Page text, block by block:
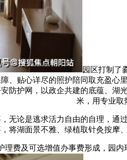
园区打制了
、贴心详尽的照护陪同取充盈
防护网，以政企共建的底蕴、
米，用专业取
论是逃求活力自由的自理，通
将湖面景不雅、绿植取针灸按摩
及可选增值办事费形成，园内